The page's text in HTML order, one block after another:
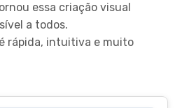
essa criação visual
a todos.
rápida, intuitiva e muito